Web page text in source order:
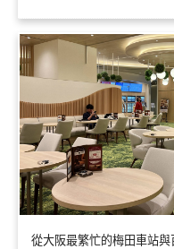
從大阪最繁忙的梅田車站